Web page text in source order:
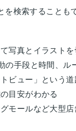
を検索することも
写真とイラストを
の手段と時間、ル
トビュー」という
目安がわかる
モールなど大型